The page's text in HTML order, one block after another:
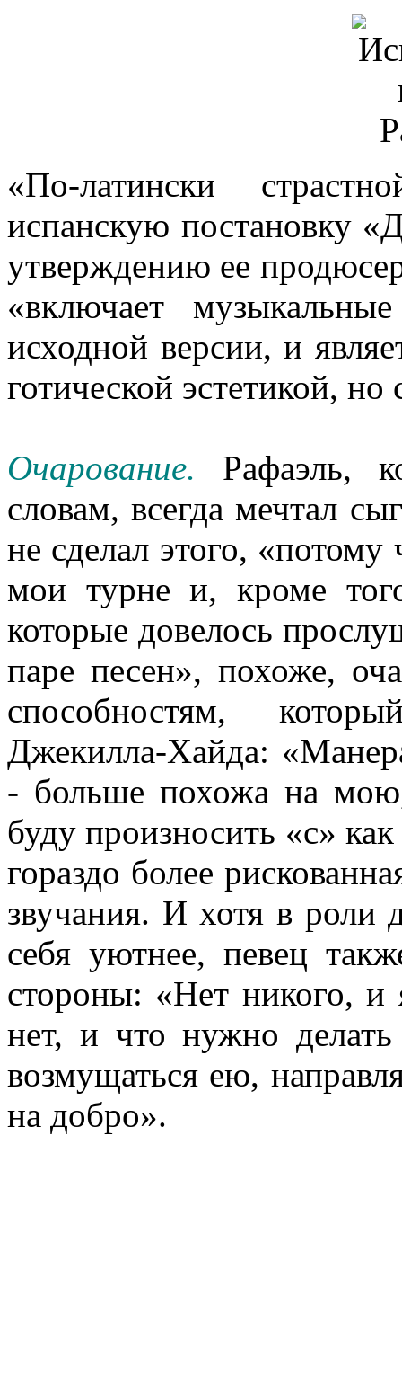
«По-латински
испанскую постановку
утверждению ее
«включает
исходной версии, и
готической эстетикой,
Очарование. Рафаэль,
словам, всегда мечтал
не сделал этого,
мои турне и, кроме
которые довелось
паре песен», похоже,
способностям,
Джекилла-Хайда:
- больше похожа на
буду произносить «с»
гораздо более
звучания. И хотя в роли
себя уютнее,певец
стороны: «Нет никого, и
нет, и что нужно
возмущаться ею,
на добро».